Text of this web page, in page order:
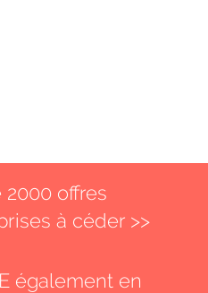
2000 offres
à céder >>
également en